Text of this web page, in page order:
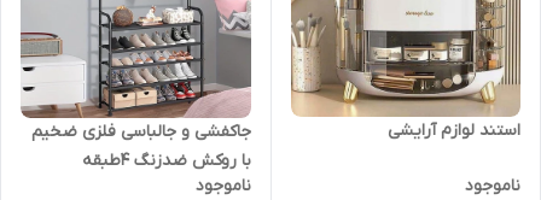
استند لوازم آرایشی
ناموجود
جاکفشی و جالباسی فلزی ضخیم
با روکش ضدزنگ ۴طبقه
ناموجود